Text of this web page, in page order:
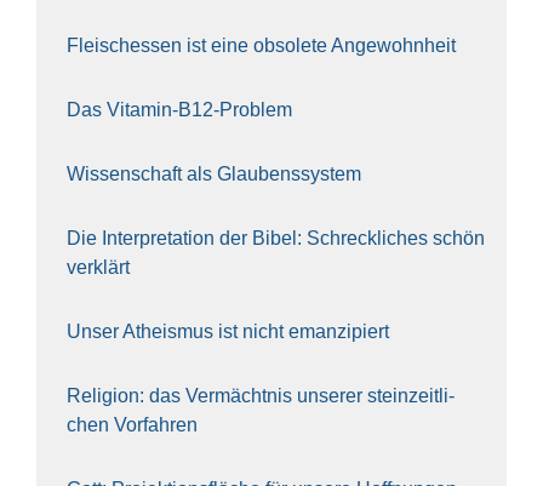
Fleisch­essen ist eine obso­le­te An‍ge‍wohn‍heit
Das Vit­amin-B12-Pro­blem
Wis­sen­schaft als Glau­bens­sys­tem
Die Inter­pre­ta­ti­on der Bibel: Schreck­li­ches schön
ver­klärt
Unser Athe­is­mus ist nicht eman­zi­piert
Reli­gi­on: das Ver­mächt­nis unse­rer stein­zeit­li­
chen Vor­fah­ren